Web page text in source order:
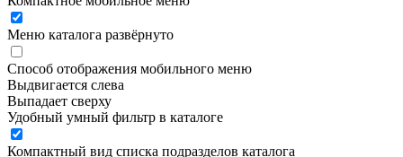
Меню каталога развёрнуто
Способ отображения мобильного меню
Выдвигается слева
Выпадает сверху
Удобный умный фильтр в каталоге
Компактный вид списка подразделов каталога